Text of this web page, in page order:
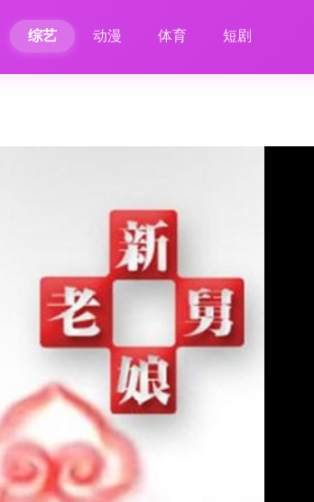
综艺 动漫 体育 短剧